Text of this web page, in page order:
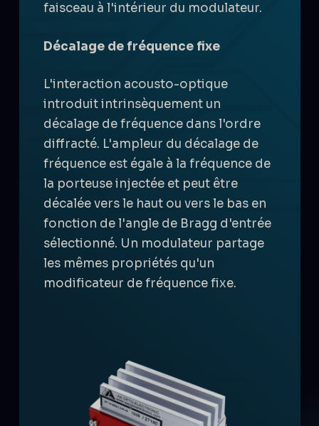
faisceau à l'intérieur du modulateur.
Décalage de fréquence fixe
L'interaction acousto-optique
introduit intrinsèquement un
décalage de fréquence dans l'ordre
diffracté. L'ampleur du décalage de
fréquence est égale à la fréquence de
la porteuse injectée et peut être
décalée vers le haut ou vers le bas en
fonction de l'angle de Bragg d'entrée
sélectionné. Un modulateur partage
les mêmes propriétés qu'un
modificateur de fréquence fixe.